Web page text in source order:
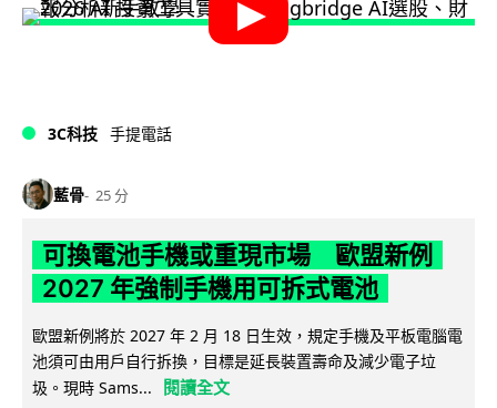
3C科技 手提電話
藍骨 25 分
可換電池手機或重現市場 歐盟新例
2027 年強制手機用可拆式電池
歐盟新例將於 2027 年 2 月 18 日生效，規定手機及平板電腦電
池須可由用戶自行拆換，目標是延長裝置壽命及減少電子垃
圾。現時 Sams...
閱讀全文